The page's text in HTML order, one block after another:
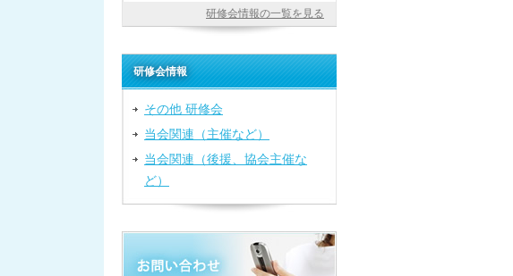
研修会情報の一覧を見る
研修会情報
その他 研修会
当会関連（主催など）
当会関連（後援、協会主催な
ど）